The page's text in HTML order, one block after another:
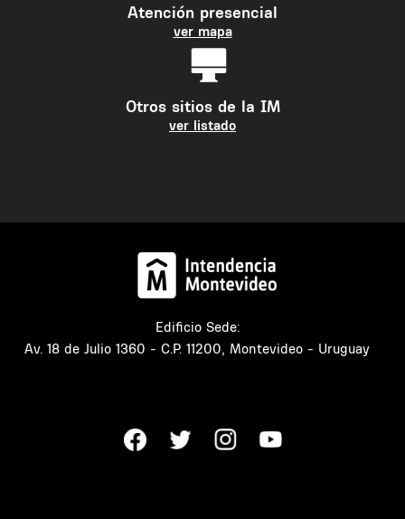
Atención presencial
ver mapa
Otros sitios de la IM
ver listado
Edificio Sede:
Av. 18 de Julio 1360 - C.P. 11200, Montevideo - Uruguay